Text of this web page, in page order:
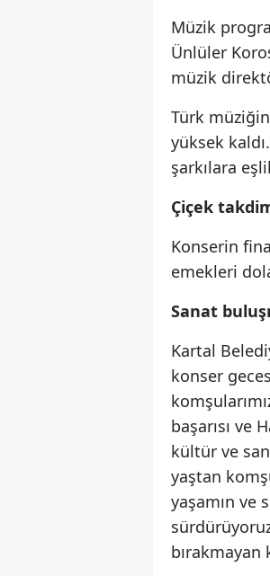
Müzik
Ünlüler
müzik
Türk
yüksek
şarkılara
Çiçek
Konserin
emekleri
Sanat
Kartal
konser
başarısı ve
kültür ve
yaştan
yaşamın ve
bırakmayan